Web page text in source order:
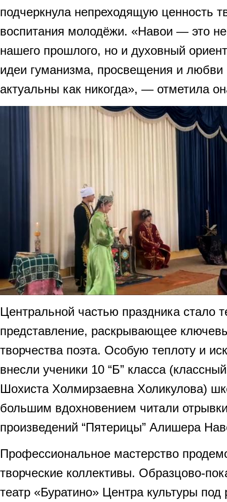
подчеркнула непреходящую ценность
воспитания молодёжи. «Навои — это не
нашего прошлого, но и духовный
идеи гуманизма, просвещения и любви
актуальны как никогда», — отметила
Центральной частью праздника стало
представление, раскрывающее
творчества поэта. Особую теплоту и
внесли ученики 10 “Б” класса
Шохиста Холмирзаевна Холикулова)
большим вдохновением читали
произведений “Пятерицы” Алишера
Профессиональное мастерство
творческие коллективы. Образцово-
театр «Буратино» Центра культуры под